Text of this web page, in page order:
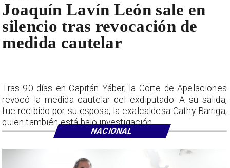
Joaquín Lavín León sale en
silencio tras revocación de
medida cautelar
Tras 90 días en Capitán Yáber, la Corte de Apelaciones
revocó la medida cautelar del exdiputado. A su salida,
fue recibido por su esposa, la exalcaldesa Cathy Barriga,
quien también está bajo investigación.
NACIONAL